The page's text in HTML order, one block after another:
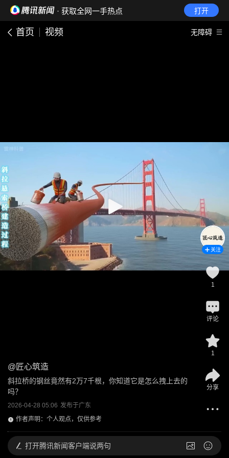
· 获取全网一手热点 打开
首页 视频 无障碍
@ 匠心筑造
斜拉桥的钢丝竟然有2万7千根，你知道它是怎么拽上去的
吗？
2026-04-28 05:06 发布于广东
作者声明：个人观点，仅供参考
关注
1
评论
1
分享
打开腾讯新闻客户端说两句